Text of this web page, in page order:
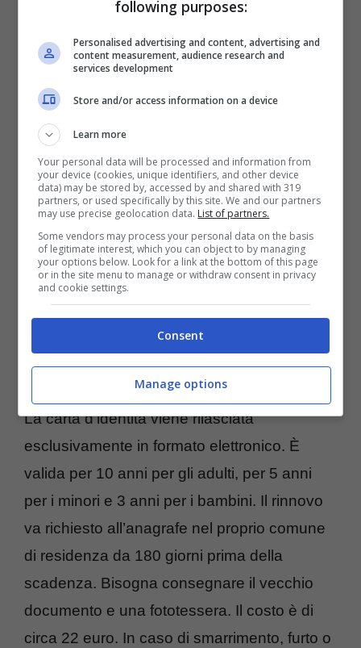
agenzie o scuole guida.
si è ritrovato miliardario: chi è Fulvio
Montipò, l’uomo che ha stupito tutti
La carta d’identità viene rilasciata
esclusivamente in formato elettronico. È
valida per 10 anni per gli adulti, per 5 anni
per i minori e 3 anni per i bambini. Il rinnovo
va richiesto all’anagrafe nel proprio comune
di residenza da 180 giorni prima della
scadenza. Bisogna consegnare il vecchio
documento e una fototessera. Il costo è di
circa 22 euro. In caso di smarrimento, furto o
following purposes:
Personalised advertising and content, advertising and
content measurement, audience research and
services development
Store and/or access information on a device
Learn more
Your personal data will be processed and information from
your device (cookies, unique identifiers, and other device
data) may be stored by, accessed by and shared with 319
partners, or used specifically by this site. We and our partners
may use precise geolocation data. List of partners.
Some vendors may process your personal data on the basis
of legitimate interest, which you can object to by managing
your options below. Look for a link at the bottom of this page
or in the site menu to manage or withdraw consent in privacy
and cookie settings.
Consent
Manage options